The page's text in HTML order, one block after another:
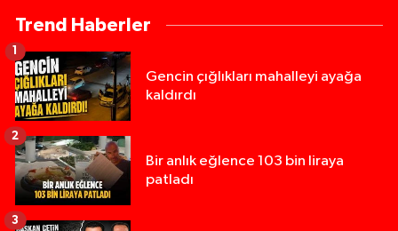
Trend Haberler
Gencin çığlıkları mahalleyi ayağa
kaldırdı
Bir anlık eğlence 103 bin liraya
patladı
2
3